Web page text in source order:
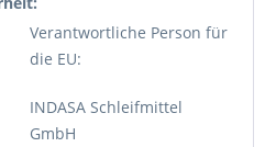
Verantwortliche Person für
die EU:
INDASA Schleifmittel
GmbH